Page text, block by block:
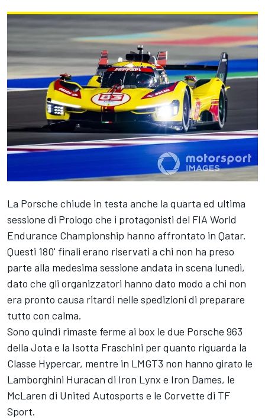
La Porsche chiude in testa anche la quarta ed ultima
sessione di Prologo che i protagonisti del FIA World
Endurance Championship hanno affrontato in Qatar.
Questi 180' finali erano riservati a chi non ha preso
parte alla medesima sessione andata in scena lunedì,
dato che gli organizzatori hanno dato modo a chi non
era pronto causa ritardi nelle spedizioni di preparare
tutto con calma.
Sono quindi rimaste ferme ai box le due Porsche 963
della Jota e la Isotta Fraschini per quanto riguarda la
Classe Hypercar, mentre in LMGT3 non hanno girato le
Lamborghini Huracan di Iron Lynx e Iron Dames, le
McLaren di United Autosports e le Corvette di TF
Sport.